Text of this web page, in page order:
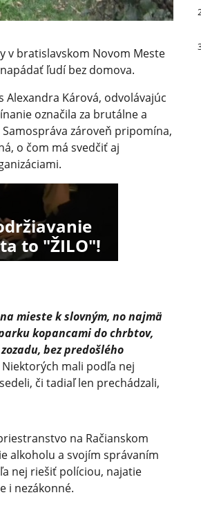
v bratislavskom Novom Meste
ľudí bez domova.
Alexandra Kárová, odvolávajúc
označila za brutálne a
zároveň pripomína,
o čom má svedčiť aj
to "ŽILO"!
mieste k slovným, no najmä
kopancami do chrbtov,
bez predošlého
mali podľa nej
či tadiaľ len prechádzali,
na Račianskom
alkoholu a svojím správaním
nej riešiť políciou, najatie
i nezákonné.